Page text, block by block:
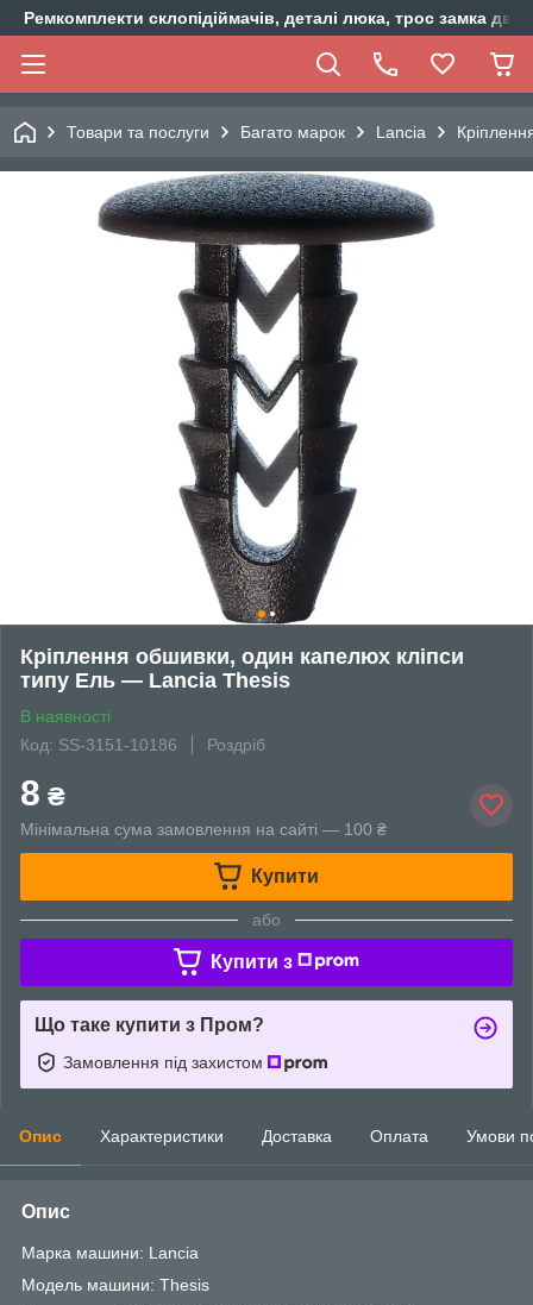
Ремкомплекти склопідіймачів, деталі люка, трос замка
Товари та послуги Багато марок Lancia
Кріплення обшивки, один капелюх кліпси
типу Ель — Lancia Thesis
В наявності
Код: SS-3151-10186
Роздріб
8 ₴
Мінімальна сума замовлення на сайті — 100 ₴
Купити
або
Купити з
Що таке купити з Пром?
Замовлення під захистом
Опис Характеристики Доставка Оплата Умови
Опис
Марка машини: Lancia
Модель машини: Thesis